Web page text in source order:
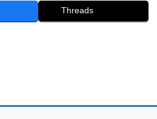
Threads